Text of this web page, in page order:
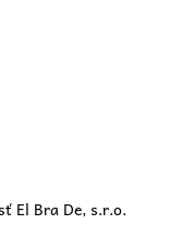
El Bra De, s.r.o.